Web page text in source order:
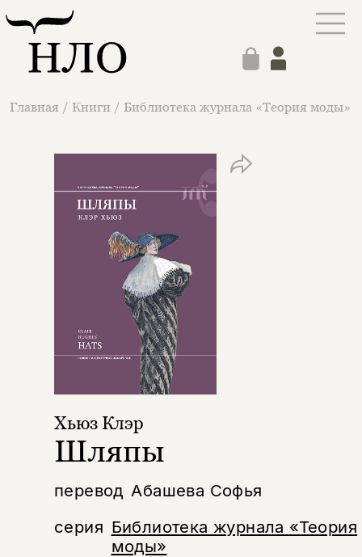
Главная / Книги / Библиотека журнала «Теория моды»
перевод Абашева Софья
серия Библиотека журнала «Теория
моды»
Хьюз Клэр
Шляпы